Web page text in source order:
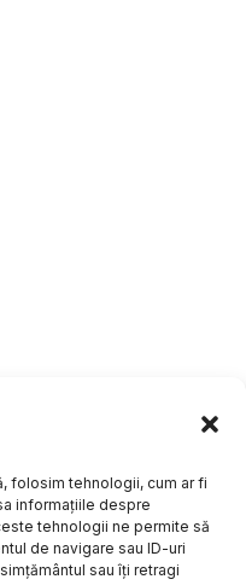
folosim tehnologii, cum ar fi
informațiile despre
tehnologii ne permite să
de navigare sau ID-uri
sau îți retragi